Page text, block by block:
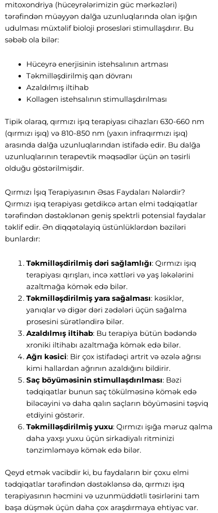
mitoxondriya (hüceyrələrimizin güc mərkəzləri)
tərəfindən müəyyən dalğa uzunluqlarında olan işığın
udulması müxtəlif bioloji prosesləri stimullaşdırır. Bu
səbəb ola bilər:
Hüceyrə enerjisinin istehsalının artması
Təkmilləşdirilmiş qan dövranı
Azaldılmış iltihab
Kollagen istehsalının stimullaşdırılması
Tipik olaraq, qırmızı işıq terapiyası cihazları 630-660 nm
(qırmızı işıq) və 810-850 nm (yaxın infraqırmızı işıq)
arasında dalğa uzunluqlarından istifadə edir. Bu dalğa
uzunluqlarının terapevtik məqsədlər üçün ən təsirli
olduğu göstərilmişdir.
Qırmızı İşıq Terapiyasının Əsas Faydaları Nələrdir?
Qırmızı işıq terapiyası getdikcə artan elmi tədqiqatlar
tərəfindən dəstəklənən geniş spektrli potensial faydalar
təklif edir. Ən diqqətəlayiq üstünlüklərdən bəziləri
bunlardır:
Təkmilləşdirilmiş dəri sağlamlığı: Qırmızı işıq
terapiyası qırışları, incə xəttləri və yaş ləkələrini
azaltmağa kömək edə bilər.
Təkmilləşdirilmiş yara sağalması: kəsiklər,
yanıqlar və digər dəri zədələri üçün sağalma
prosesini sürətləndirə bilər.
Azaldılmış iltihab: Bu terapiya bütün bədəndə
xroniki iltihabı azaltmağa kömək edə bilər.
Ağrı kəsici: Bir çox istifadəçi artrit və əzələ ağrısı
kimi hallardan ağrının azaldığını bildirir.
Saç böyüməsinin stimullaşdırılması: Bəzi
tədqiqatlar bunun saç tökülməsinə kömək edə
biləcəyini və daha qalın saçların böyüməsini təşviq
etdiyini göstərir.
Təkmilləşdirilmiş yuxu: Qırmızı işığa məruz qalma
daha yaxşı yuxu üçün sirkadiyalı ritminizi
tənzimləməyə kömək edə bilər.
Qeyd etmək vacibdir ki, bu faydaların bir çoxu elmi
tədqiqatlar tərəfindən dəstəklənsə də, qırmızı işıq
terapiyasının həcmini və uzunmüddətli təsirlərini tam
başa düşmək üçün daha çox araşdırmaya ehtiyac var.